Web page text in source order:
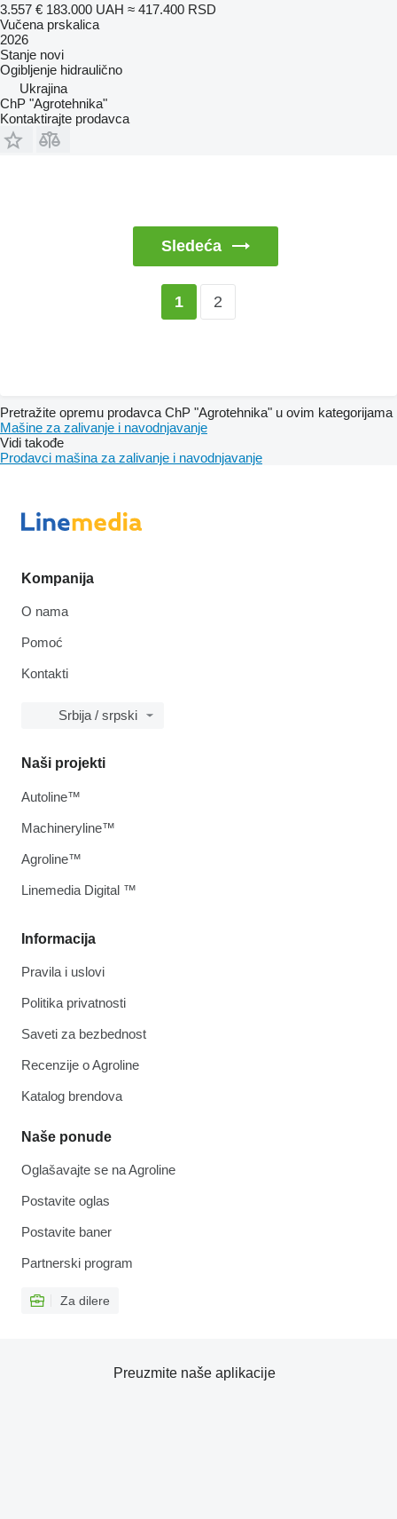
3.557 € 183.000 UAH ≈ 417.400 RSD
Vučena prskalica
2026
Stanje novi
Ogibljenje hidraulično
Ukrajina
ChP "Agrotehnika"
Kontaktirajte prodavca
Sledeća
1 2
Pretražite opremu prodavca ChP "Agrotehnika" u ovim kategorijama
Mašine za zalivanje i navodnjavanje
Vidi takođe
Prodavci mašina za zalivanje i navodnjavanje
Kompanija
O nama
Pomoć
Kontakti
Srbija / srpski
Informacija
Pravila i uslovi
Politika privatnosti
Saveti za bezbednost
Recenzije o Agroline
Katalog brendova
Naše ponude
Oglašavajte se na Agroline
Postavite oglas
Postavite baner
Partnerski program
Za dilere
Naši projekti
Autoline™
Machineryline™
Agroline™
Linemedia Digital ™
Preuzmite naše aplikacije